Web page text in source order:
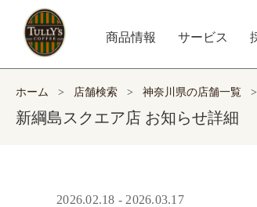
商品情報 サービス
ホーム > 店舗検索 > 神奈川県の店舗一覧 >
新綱島スクエア店 お知らせ詳細
2026.02.18 - 2026.03.17